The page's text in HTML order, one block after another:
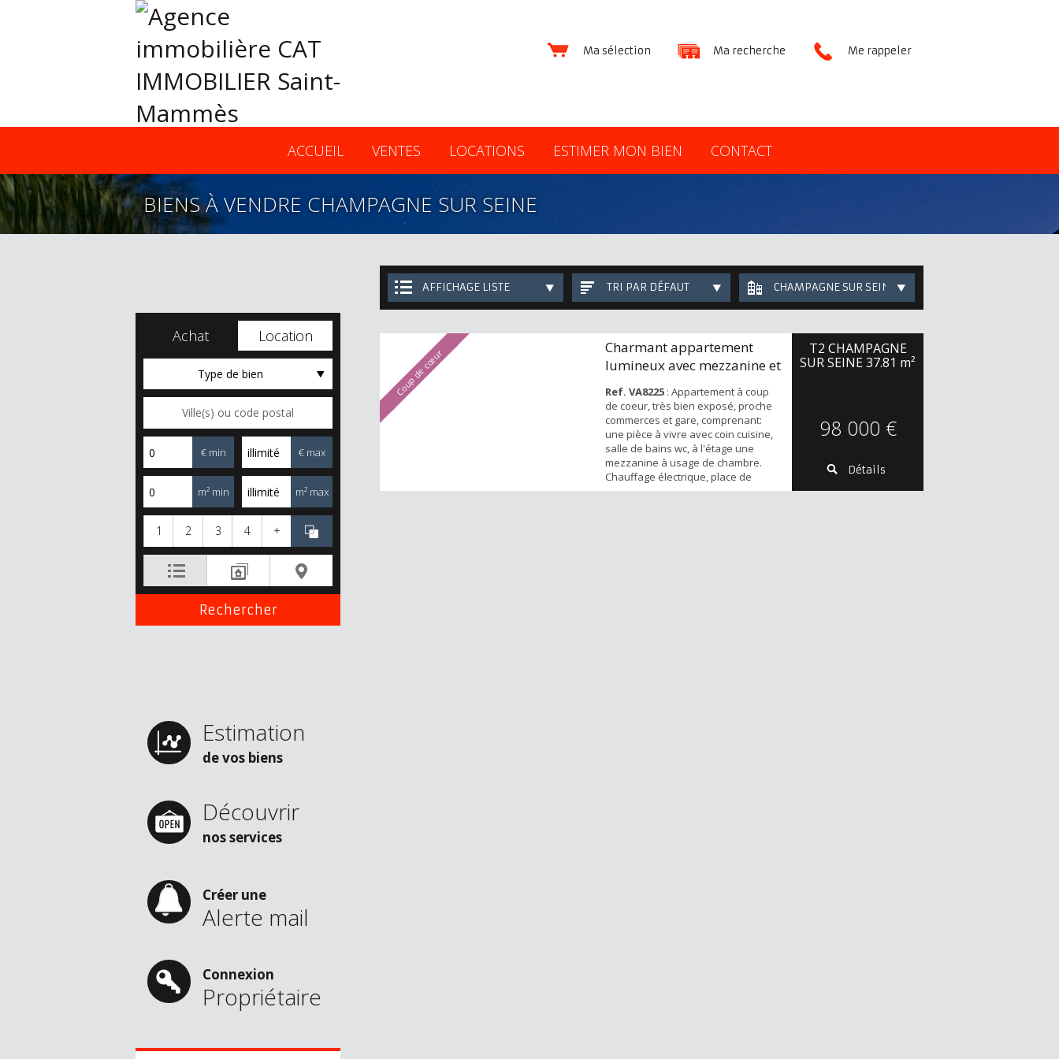
Me rappeler
Ma recherche
Ma sélection
ACCUEIL VENTES LOCATIONS ESTIMER MON BIEN CONTACT
BIENS À VENDRE CHAMPAGNE SUR SEINE
Achat Location
Type de bien
€ min € max
m² min m² max
1 2 3 4 +
Estimation
de vos biens
Découvrir
nos services
Créer une
Alerte mail
Connexion
Propriétaire
AFFICHAGE LISTE TRI PAR DÉFAUT CHAMPAGNE SUR SEINE
Coup de cœur
Charmant appartement
lumineux avec mezzanine et
parking
Ref. VA8225 : Appartement à coup
de coeur, très bien exposé, proche
commerces et gare, comprenant:
une pièce à vivre avec coin cuisine,
salle de bains wc, à l'étage une
mezzanine à usage de chambre.
Chauffage électrique, place de
parking. Libre maintenant!!!
T2 CHAMPAGNE
SUR SEINE37.81 m²
98 000 €
Détails